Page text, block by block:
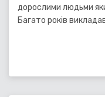
дорослими людьми
Багато років